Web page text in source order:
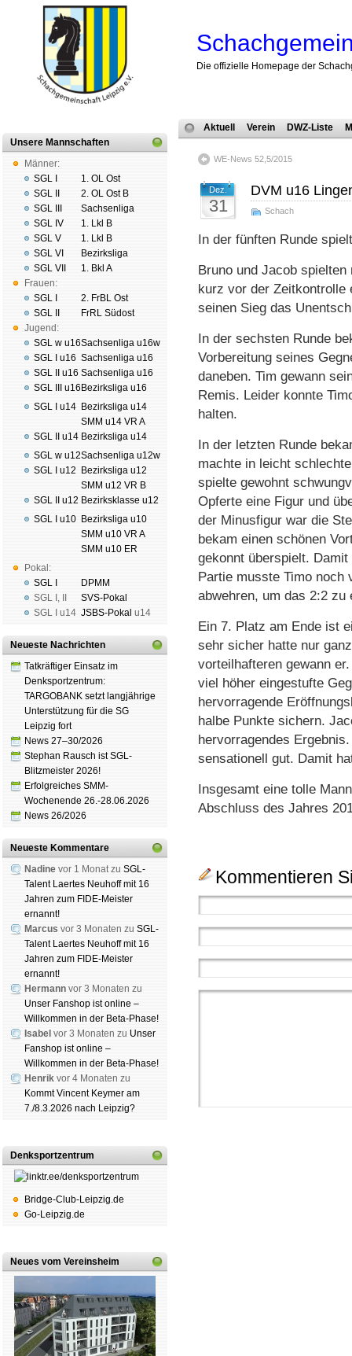
Die offizielle Homepage der
Unsere Mannschaften
Männer:
SGL I
SGL II
SGL III
SGL IV
SGL V
SGL VI
SGL VII
Frauen:
SGL I
SGL II
Jugend:
SGL w u16
SGL I u16
SGL II u16
SGL III u16
SGL I u14
SGL II u14
SGL w u12
SGL I u12
SGL II u12
SGL I u10
Pokal:
SGL I
SGL I ,
SGL I
u14
1. OL Ost
2. OL Ost B
Sachsenliga
1. Lkl B
1. Lkl B
Bezirksliga
1. Bkl A
2. FrBL Ost
FrRL Südost
Sachsenliga u16w
Sachsenliga u16
Sachsenliga u16
Bezirksliga u16
Bezirksliga u14
SMM u14 VR A
Bezirksliga u14
Sachsenliga u12w
Bezirksliga u12
SMM u12 VR B
Bezirksklasse u12
Bezirksliga u10
SMM u10 VR A
SMM u10 ER
DPMM
SVS-Pokal
JSBS-Pokal u14
Neueste Nachrichten
Tatkräftiger Einsatz im
Denksportzentrum:
TARGOBANK setzt langjährige
Unterstützung für die SG
Leipzig fort
News 27–30/2026
Stephan Rausch ist SGL-
Blitzmeister 2026!
Erfolgreiches SMM-
Wochenende 26.-28.06.2026
News 26/2026
Neueste Kommentare
Nadine vor 1 Monat zu SGL-
Talent Laertes Neuhoff mit 16
Jahren zum FIDE-Meister
ernannt!
Marcus vor 3 Monaten zu SGL-
Talent Laertes Neuhoff mit 16
Jahren zum FIDE-Meister
ernannt!
Hermann vor 3 Monaten zu
Unser Fanshop ist online –
Willkommen in der Beta-Phase!
Isabel vor 3 Monaten zu Unser
Fanshop ist online –
Willkommen in der Beta-Phase!
Henrik vor 4 Monaten zu
Kommt Vincent Keymer am
7./8.3.2026 nach Leipzig?
Denksportzentrum
Bridge-Club-Leipzig.de
Go-Leipzig.de
Neues vom Vereinsheim
Aktuell Verein DWZ-Liste
WE-News 52,5/2015
Dez.
31
DVM u16
Schach
In der fünften Runde
Bruno und Jacob
kurz vor der Zeitkontrolle
seinen Sieg das
In der sechsten Runde
Vorbereitung seines
daneben. Tim gewann
Remis. Leider konnte
halten.
In der letzten Runde
machte in leicht
spielte gewohnt
Opferte eine Figur und
der Minusfigur war die
bekam einen schönen
gekonnt überspielt.
Partie musste Timo noch
abwehren, um das 2:2 zu
Ein 7. Platz am Ende ist
sehr sicher hatte nur
vorteilhafteren gewann
viel höher eingestufte
hervorragende
halbe Punkte sichern.
hervorragendes
sensationell gut. Damit
Insgesamt eine tolle
Abschluss des Jahres
Kommentieren